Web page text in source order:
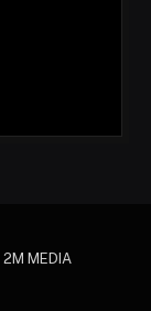
2M MEDIA